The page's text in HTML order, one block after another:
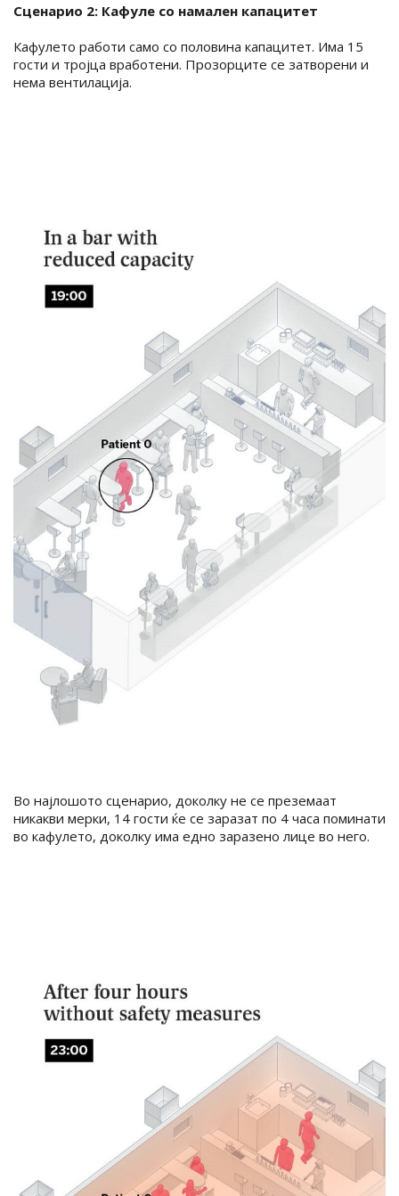
Сценарио 2: Кафуле со намален капацитет
Кафулето работи само со половина капацитет. Има 15
гости и тројца вработени. Прозорците се затворени и
нема вентилација.
Во најлошото сценарио, доколку не се преземаат
никакви мерки, 14 гости ќе се заразат по 4 часа поминати
во кафулето, доколку има едно заразено лице во него.